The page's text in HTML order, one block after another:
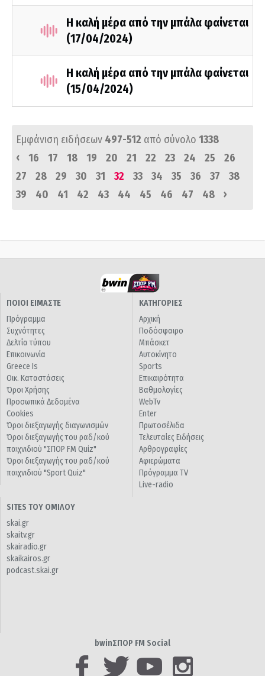
Η καλή μέρα από την μπάλα φαίνεται
(17/04/2024)
Η καλή μέρα από την μπάλα φαίνεται
(15/04/2024)
Εμφάνιση ειδήσεων 497-512 από σύνολο 1338
‹
16 17 18 19 20 21 22 23 24 25
26
27
28 29 30 31 32 33 34 35 36 37
38
39
40 41 42 43 44 45 46 47 48 ›
ΠΟΙΟΙ ΕΙΜΑΣΤΕ
Πρόγραμμα
Συχνότητες
Δελτία τύπου
Επικοινωνία
Greece Is
Οικ. Καταστάσεις
Όροι Χρήσης
Προσωπικά Δεδομένα
Cookies
Όροι διεξαγωγής διαγωνισμών
Όροι διεξαγωγής του ραδ/κού
παιχνιδιού "ΣΠΟΡ FM Quiz"
Όροι διεξαγωγής του ραδ/κού
παιχνιδιού "Sport Quiz"
ΚΑΤΗΓΟΡΙΕΣ
Αρχική
Ποδόσφαιρο
Μπάσκετ
Αυτοκίνητο
Sports
Επικαιρότητα
Βαθμολογίες
WebTv
Enter
Πρωτοσέλιδα
Τελευταίες Ειδήσεις
Αρθρογραφίες
Αφιερώματα
Πρόγραμμα TV
Live-radio
SITES ΤΟΥ ΟΜΙΛΟΥ
skai.gr
skaitv.gr
skairadio.gr
skaikairos.gr
podcast.skai.gr
bwinΣΠΟΡ FM Social